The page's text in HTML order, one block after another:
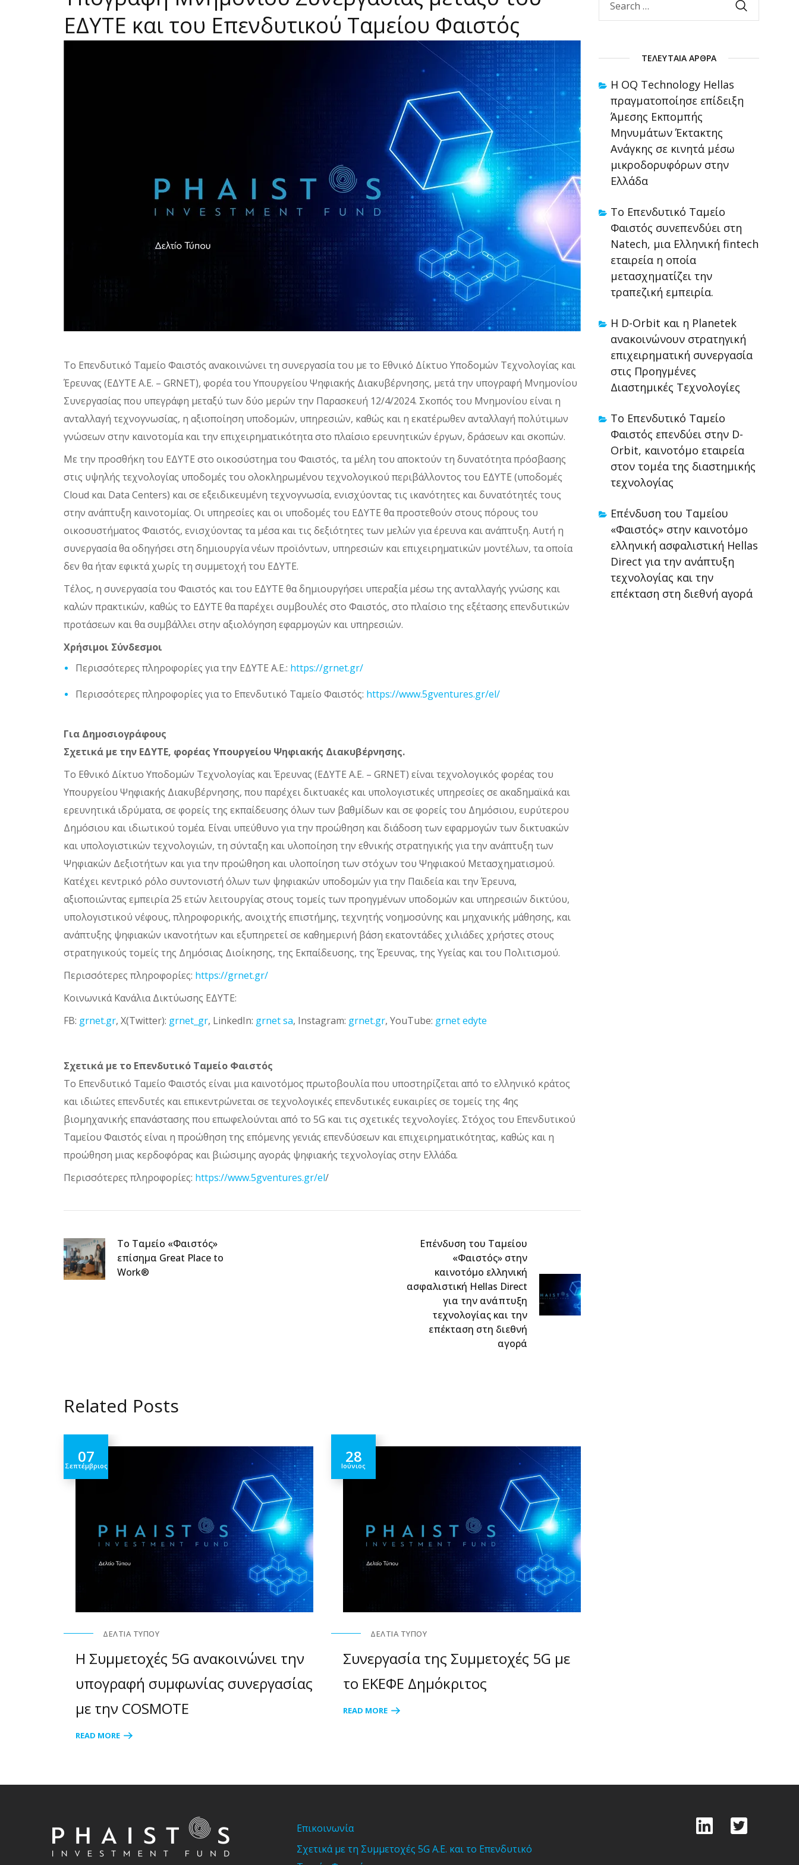
ΕΔΥΤΕ και του Επενδυτικού Ταμείου Φαιστός
Το Επενδυτικό Ταμείο Φαιστός ανακοινώνει τη συνεργασία του με το Εθνικό Δίκτυο Υποδομών Τεχνολογίας και
Έρευνας (ΕΔΥΤΕ Α.Ε. – GRNET), φορέα του Υπουργείου Ψηφιακής Διακυβέρνησης, μετά την υπογραφή Μνημονίου
Συνεργασίας που υπεγράφη μεταξύ των δύο μερών την Παρασκευή 12/4/2024. Σκοπός του Μνημονίου είναι η
ανταλλαγή τεχνογνωσίας, η αξιοποίηση υποδομών, υπηρεσιών, καθώς και η εκατέρωθεν ανταλλαγή πολύτιμων
γνώσεων στην καινοτομία και την επιχειρηματικότητα στο πλαίσιο ερευνητικών έργων, δράσεων και σκοπών.
Με την προσθήκη του ΕΔΥΤΕ στο οικοσύστημα του Φαιστός, τα μέλη του αποκτούν τη δυνατότητα πρόσβασης
στις υψηλής τεχνολογίας υποδομές του ολοκληρωμένου τεχνολογικού περιβάλλοντος του ΕΔΥΤΕ (υποδομές
Cloud και Data Centers) και σε εξειδικευμένη τεχνογνωσία, ενισχύοντας τις ικανότητες και δυνατότητές τους
στην ανάπτυξη καινοτομίας. Οι υπηρεσίες και οι υποδομές του ΕΔΥΤΕ θα προστεθούν στους πόρους του
οικοσυστήματος Φαιστός, ενισχύοντας τα μέσα και τις δεξιότητες των μελών για έρευνα και ανάπτυξη. Αυτή η
συνεργασία θα οδηγήσει στη δημιουργία νέων προϊόντων, υπηρεσιών και επιχειρηματικών μοντέλων, τα οποία
δεν θα ήταν εφικτά χωρίς τη συμμετοχή του ΕΔΥΤΕ.
Τέλος, η συνεργασία του Φαιστός και του ΕΔΥΤΕ θα δημιουργήσει υπεραξία μέσω της ανταλλαγής γνώσης και
καλών πρακτικών, καθώς το ΕΔΥΤΕ θα παρέχει συμβουλές στο Φαιστός, στο πλαίσιο της εξέτασης επενδυτικών
προτάσεων και θα συμβάλλει στην αξιολόγηση εφαρμογών και υπηρεσιών.
Χρήσιμοι Σύνδεσμοι
Περισσότερες πληροφορίες για την ΕΔΥΤΕ Α.Ε.: https://grnet.gr/
Περισσότερες πληροφορίες για το Επενδυτικό Ταμείο Φαιστός: https://www.5gventures.gr/el/
Για Δημοσιογράφους
Σχετικά με την ΕΔΥΤΕ, φορέας Υπουργείου Ψηφιακής Διακυβέρνησης.
Το Εθνικό Δίκτυο Υποδομών Τεχνολογίας και Έρευνας (ΕΔΥΤΕ Α.Ε. – GRNET) είναι τεχνολογικός φορέας του
Υπουργείου Ψηφιακής Διακυβέρνησης, που παρέχει δικτυακές και υπολογιστικές υπηρεσίες σε ακαδημαϊκά και
ερευνητικά ιδρύματα, σε φορείς της εκπαίδευσης όλων των βαθμίδων και σε φορείς του Δημόσιου, ευρύτερου
Δημόσιου και ιδιωτικού τομέα. Είναι υπεύθυνο για την προώθηση και διάδοση των εφαρμογών των δικτυακών
και υπολογιστικών τεχνολογιών, τη σύνταξη και υλοποίηση την εθνικής στρατηγικής για την ανάπτυξη των
Ψηφιακών Δεξιοτήτων και για την προώθηση και υλοποίηση των στόχων του Ψηφιακού Μετασχηματισμού.
Κατέχει κεντρικό ρόλο συντονιστή όλων των ψηφιακών υποδομών για την Παιδεία και την Έρευνα,
αξιοποιώντας εμπειρία 25 ετών λειτουργίας στους τομείς των προηγμένων υποδομών και υπηρεσιών δικτύου,
υπολογιστικού νέφους, πληροφορικής, ανοιχτής επιστήμης, τεχνητής νοημοσύνης και μηχανικής μάθησης, και
ανάπτυξης ψηφιακών ικανοτήτων και εξυπηρετεί σε καθημερινή βάση εκατοντάδες χιλιάδες χρήστες στους
στρατηγικούς τομείς της Δημόσιας Διοίκησης, της Εκπαίδευσης, της Έρευνας, της Υγείας και του Πολιτισμού.
Περισσότερες πληροφορίες: https://grnet.gr/
Κοινωνικά Κανάλια Δικτύωσης ΕΔΥΤΕ:
FB: grnet.gr, X(Twitter): grnet_gr, LinkedIn: grnet sa, Instagram: grnet.gr, YouTube: grnet edyte
Σχετικά με το Επενδυτικό Ταμείο Φαιστός
Το Επενδυτικό Ταμείο Φαιστός είναι μια καινοτόμος πρωτοβουλία που υποστηρίζεται από το ελληνικό κράτος
και ιδιώτες επενδυτές και επικεντρώνεται σε τεχνολογικές επενδυτικές ευκαιρίες σε τομείς της 4ης
βιομηχανικής επανάστασης που επωφελούνται από το 5G και τις σχετικές τεχνολογίες. Στόχος του Επενδυτικού
Ταμείου Φαιστός είναι η προώθηση της επόμενης γενιάς επενδύσεων και επιχειρηματικότητας, καθώς και η
προώθηση μιας κερδοφόρας και βιώσιμης αγοράς ψηφιακής τεχνολογίας στην Ελλάδα.
Περισσότερες πληροφορίες: https://www.5gventures.gr/el/
Το Ταμείο «Φαιστός»
επίσημα Great Place to
Work®
Επένδυση του Ταμείου
«Φαιστός» στην
καινοτόμο ελληνική
ασφαλιστική Hellas Direct
για την ανάπτυξη
τεχνολογίας και την
επέκταση στη διεθνή
αγορά
Related Posts
07
Σεπτέμβριος
ΔΕΛΤΊΑ ΤΎΠΟΥ
Η Συμμετοχές 5G ανακοινώνει την
υπογραφή συμφωνίας συνεργασίας
με την COSMOTE
READ MORE
28
Ιούνιος
ΔΕΛΤΊΑ ΤΎΠΟΥ
Συνεργασία της Συμμετοχές 5G με
το ΕΚΕΦΕ Δημόκριτος
READ MORE
ΤΕΛΕΥΤΑΊΑ ΆΡΘΡΑ
Η OQ Technology Hellas
πραγματοποίησε επίδειξη
Άμεσης Εκπομπής
Μηνυμάτων Έκτακτης
Ανάγκης σε κινητά μέσω
μικροδορυφόρων στην
Ελλάδα
Το Επενδυτικό Ταμείο
Φαιστός συνεπενδύει στη
Natech, μια Ελληνική fintech
εταιρεία η οποία
μετασχηματίζει την
τραπεζική εμπειρία.
Η D-Orbit και η Planetek
ανακοινώνουν στρατηγική
επιχειρηματική συνεργασία
στις Προηγμένες
Διαστημικές Τεχνολογίες
Το Επενδυτικό Ταμείο
Φαιστός επενδύει στην D-
Orbit, καινοτόμο εταιρεία
στον τομέα της διαστημικής
τεχνολογίας
Επένδυση του Ταμείου
«Φαιστός» στην καινοτόμο
ελληνική ασφαλιστική Hellas
Direct για την ανάπτυξη
τεχνολογίας και την
επέκταση στη διεθνή αγορά
Επικοινωνία
Σχετικά με τη Συμμετοχές 5G Α.Ε. και το Επενδυτικό